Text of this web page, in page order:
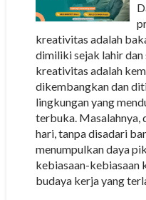
kreativitas adalah
dimiliki sejak lahir dan
kreativitas adalah
dikembangkan dan
lingkungan yang
terbuka. Masalahnya,
hari, tanpa disadari
menumpulkan daya
kebiasaan-kebiasaan
budaya kerja yang